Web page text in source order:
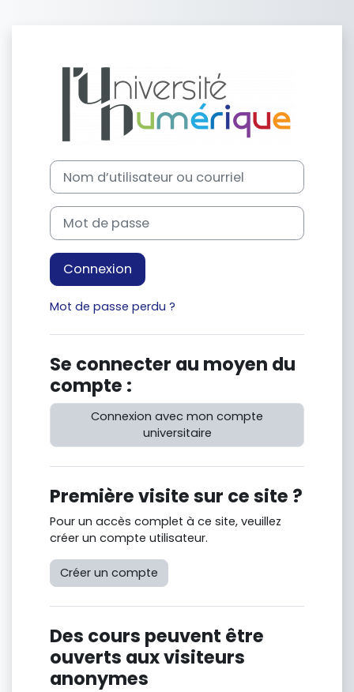
Connexion à
Procédure de création de compte
Nom d’utilisateur ou courriel
Mot de passe
Connexion
Mot de passe perdu ?
Se connecter au moyen du
compte :
Connexion avec mon compte
universitaire
Première visite sur ce site ?
Pour un accès complet à ce site, veuillez
créer un compte utilisateur.
Créer un compte
Des cours peuvent être
ouverts aux visiteurs
anonymes